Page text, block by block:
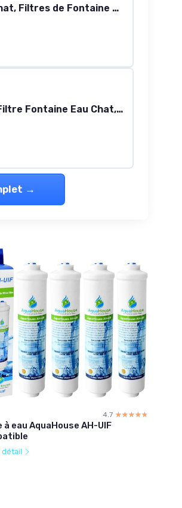
12PCS Filtre Fontaine Eau Chat, Filtres de Fontaine à Eau Remplacement de Chien/Chat, Résine Charbon Actif pour Filtre Fontaine à Eau, pour des Fontaine pour à avec des Détecteurs de Mouvement
KOMABLEN Lot de 12 Round Filtre Fontaine Eau Chat, Filtre Fontaine avec la résine et Charbon Actif, Quadruple Filtration Remplacement Filtre Fontaine à Eau pour Chien 12pcs
→
4.7 ☆☆☆☆☆
★★★★★
eau AquaHouse AH-UIF
détail